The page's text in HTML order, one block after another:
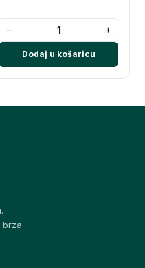
− +
Dodaj u košaricu
brza